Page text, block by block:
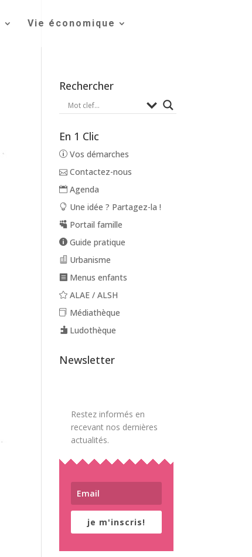
Vie économique
Rechercher
En 1 Clic
Vos démarches
Contactez-nous
Agenda
Une idée ? Partagez-la !
Portail famille
Guide pratique
Urbanisme
Menus enfants
ALAE / ALSH
Médiathèque
Ludothèque
Newsletter
Restez informés en
recevant nos dernières
actualités.
je m'inscris!